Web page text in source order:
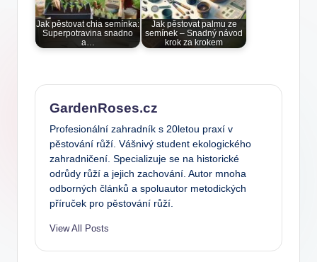
Jak pěstovat chia semínka:
Superpotravina snadno
a…
Jak pěstovat palmu ze
semínek – Snadný návod
krok za krokem
GardenRoses.cz
Profesionální zahradník s 20letou praxí v
pěstování růží. Vášnivý student ekologického
zahradničení. Specializuje se na historické
odrůdy růží a jejich zachování. Autor mnoha
odborných článků a spoluautor metodických
příruček pro pěstování růží.
View All Posts